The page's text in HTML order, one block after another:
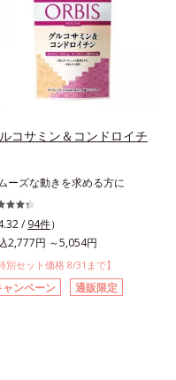
コサミン＆コンドロイチ
ーズな動きを求める方に
/ 94件）
2,777円 ～5,054円
別セット価格 8/31まで】
ャンペーン 通販限定